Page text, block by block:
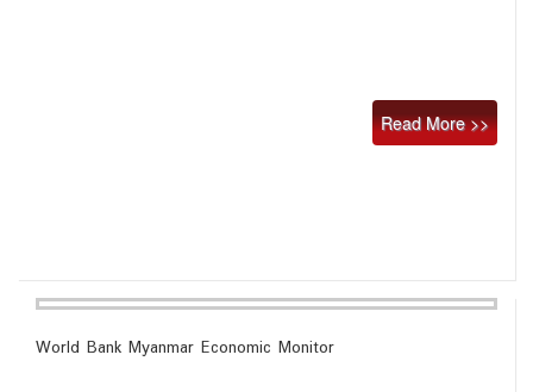
Read More >>
World Bank Myanmar Economic Monitor